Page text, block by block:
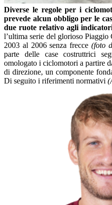
Diverse le regole per i
prevede alcun obbligo per le
due ruote relativo agli
l’ultima serie del glorioso
2003 al 2006 senza frecce (foto
parte delle case costruttrici
omologato i ciclomotori a partire
di direzione, un componente
Di seguito i riferimenti normativi